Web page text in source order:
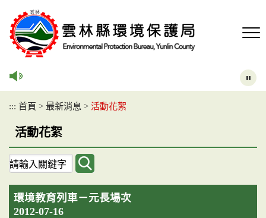
::: 首頁 > 最新消息 > 活動花絮
活動花絮
關
鍵
字
查
詢
環境教育列車－元長場次
2012-07-16